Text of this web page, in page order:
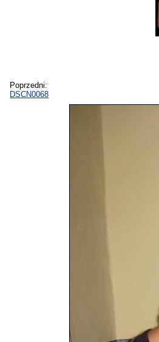
Poprzedni:
DSCN0068